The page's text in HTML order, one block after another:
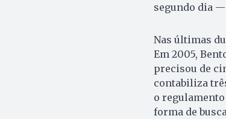
segundo dia
Nas últimas
Em 2005,
precisou de
contabiliza
o
forma de